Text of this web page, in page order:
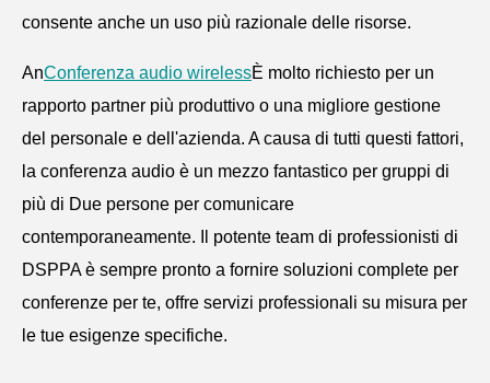
consente anche un uso più razionale delle risorse.
AnConferenza audio wirelessÈ molto richiesto per un
rapporto partner più produttivo o una migliore gestione
del personale e dell'azienda. A causa di tutti questi fattori,
la conferenza audio è un mezzo fantastico per gruppi di
più di Due persone per comunicare
contemporaneamente. Il potente team di professionisti di
DSPPA è sempre pronto a fornire soluzioni complete per
conferenze per te, offre servizi professionali su misura per
le tue esigenze specifiche.